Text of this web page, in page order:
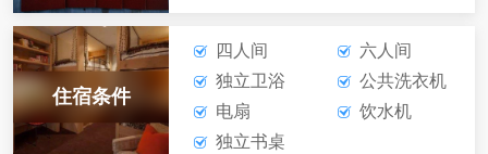
住宿条件
四人间
六人间
独立卫浴
公共洗衣机
电扇
饮水机
独立书桌